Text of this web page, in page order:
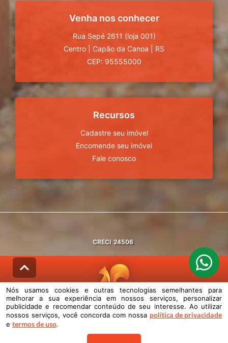
Venha nos conhecer
Rua Sepé 2611 (loja 001)
Centro
Capão da Canoa
RS
CEP: 95555000
Recursos
Cadastre seu imóvel
Encomende seu imóvel
Fale conosco
CRECI 24506
© DESENVOLVIDO PELAAGIL.NET
Nós usamos cookies e outras tecnologias semelhantes para melhorar a
sua experiência em nossos serviços, personalizar publicidade e
Nós usamos cookies e outras tecnologias semelhantes para
melhorar a sua experiência em nossos serviços, personalizar
publicidade e recomendar conteúdo de seu interesse. Ao utilizar
nossos serviços, você concorda com nossa política de privacidade
e termos de uso.